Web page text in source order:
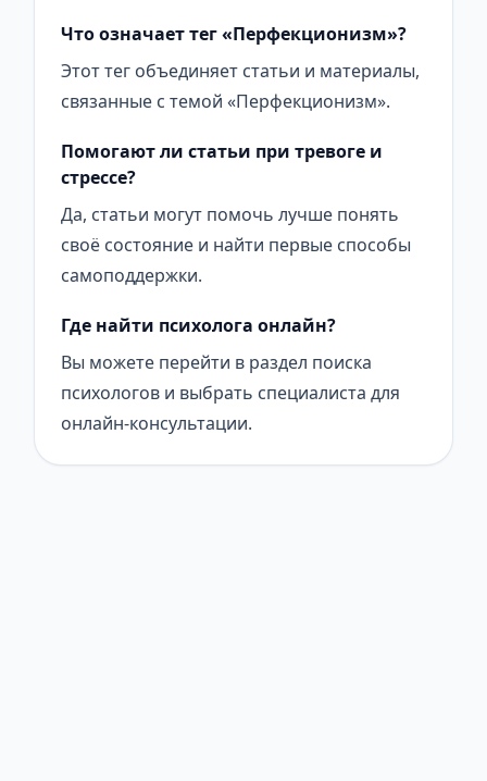
Что означает тег «Перфекционизм»?
Этот тег объединяет статьи и материалы,
связанные с темой «Перфекционизм».
Помогают ли статьи при тревоге и
стрессе?
Да, статьи могут помочь лучше понять
своё состояние и найти первые способы
самоподдержки.
Где найти психолога онлайн?
Вы можете перейти в раздел поиска
психологов и выбрать специалиста для
онлайн-консультации.